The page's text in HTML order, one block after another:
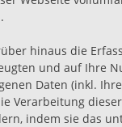
hinaus die
und auf Ihre
Daten (inkl.
Verarbeitung
indem sie das